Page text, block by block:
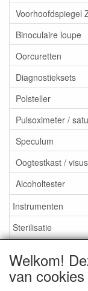
Voorhoofdspiegel
Binoculaire loupe
Oorcuretten
Diagnostieksets
Polsteller
Pulsoximeter /
Speculum
Oogtestkast /
Alcoholtester
Instrumenten
Sterilisatie
Aktieartikelen
Welkom!
van cookies